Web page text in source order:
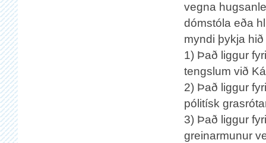
vegna
dómstóla eða
myndi þykja
1) Það liggur
tengslum við
2) Það liggur
pólitísk
3) Það liggur
greinarmunur